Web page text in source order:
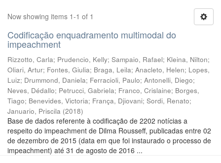
Now showing items 1-1 of 1
Codificação enquadramento multimodal do
impeachment
Rizzotto, Carla; Prudencio, Kelly; Sampaio, Rafael; Kleina, Nilton;
Oliari, Artur; Fontes, Giulia; Braga, Leila; Anacleto, Helen; Lopes,
Luiz; Drummond, Daniela; Ferracioli, Paulo; Antonelli, Diego;
Neves, Dédallo; Petrucci, Gabriela; Franco, Crislaine; Borges,
Tiago; Benevides, Victoria; França, Djiovani; Sordi, Renato;
Januario, Priscila (2018)
Base de dados referente à codificação de 2202 notícias a
respeito do impeachment de Dilma Rousseff, publicadas entre 02
de dezembro de 2015 (data em que foi instaurado o processo de
impeachment) até 31 de agosto de 2016 ...